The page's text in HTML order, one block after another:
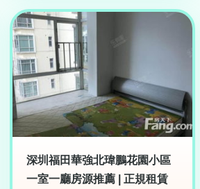
深圳福田華強北瑋鵬花園小區
一室一廳房源推薦 | 正規租賃